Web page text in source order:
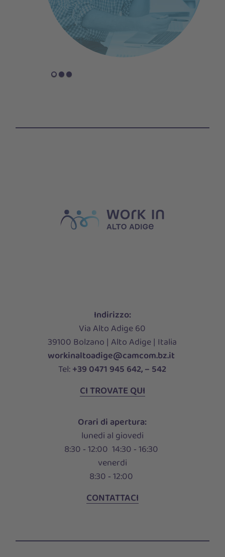
Indirizzo:
Via Alto Adige 60
39100 Bolzano | Alto Adige | Italia
workinaltoadige@camcom.bz.it
Tel:+39 0471 945 642, – 542
CI TROVATE QUI
Orari di apertura:
lunedi al giovedi
8:30 ‑ 12:00 14:30 ‑ 16:30
venerdi
8:30 ‑ 12:00
CONTATTACI